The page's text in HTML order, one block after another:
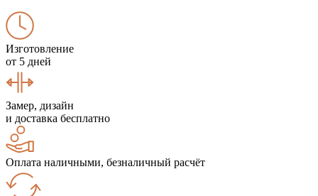
Изготовление
от 5 дней
Замер, дизайн
и доставка бесплатно
Оплата наличными, безналичный расчёт